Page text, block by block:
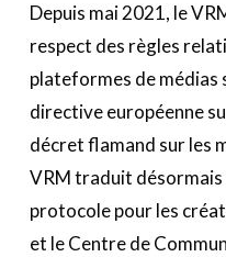
Depuis mai 2021, le
respect des règles
plateformes de médias
directive européenne
décret flamand sur les
VRM traduit désormais
protocole pour les
et le Centre de